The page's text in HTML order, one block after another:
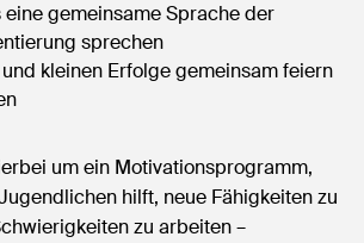
eine gemeinsame Sprache der
sprechen
kleinen Erfolge gemeinsam feiern
um ein Motivationsprogramm,
hilft, neue Fähigkeiten zu
zu arbeiten –